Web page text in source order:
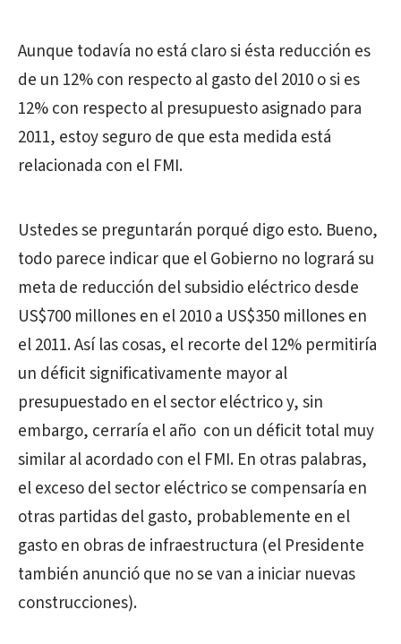
Aunque todavía no está claro si ésta reducción es
de un 12% con respecto al gasto del 2010 o si es
12% con respecto al presupuesto asignado para
2011, estoy seguro de que esta medida está
relacionada con el FMI.
Ustedes se preguntarán porqué digo esto. Bueno,
todo parece indicar que el Gobierno no logrará su
meta de reducción del subsidio eléctrico desde
US$700 millones en el 2010 a US$350 millones en
el 2011. Así las cosas, el recorte del 12% permitiría
un déficit significativamente mayor al
presupuestado en el sector eléctrico y, sin
embargo, cerraría el año con un déficit total muy
similar al acordado con el FMI. En otras palabras,
el exceso del sector eléctrico se compensaría en
otras partidas del gasto, probablemente en el
gasto en obras de infraestructura (el Presidente
también anunció que no se van a iniciar nuevas
construcciones).